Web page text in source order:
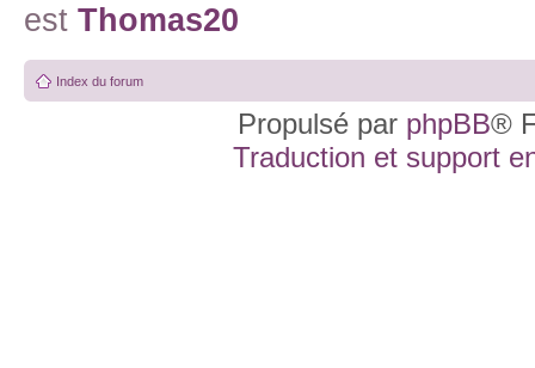
est Thomas20
Index du forum
Propulsé par phpBB®
Traduction et support